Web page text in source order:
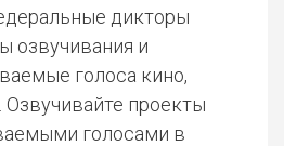
дикторы
озвучивания и
голоса кино,
проекты
голосами в